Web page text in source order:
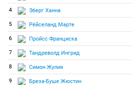
4 Эберг Ханна
5 Рёйселанд Марте
6 Пройсс Франциска
7 Тандреволд Ингрид
8 Симон Жулия
9 Бреза-Буше Жюстин